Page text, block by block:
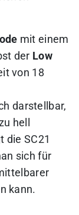
mit einem
der Low
von 18
darstellbar,
hell
die SC21
sich für
kann.